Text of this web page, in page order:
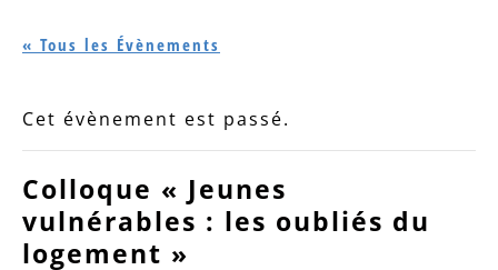
« Tous les Évènements
Cet évènement est passé.
Colloque « Jeunes
vulnérables : les oubliés du
logement »